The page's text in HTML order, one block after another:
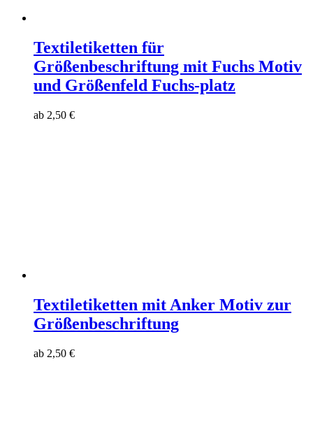
Textiletiketten für
Größenbeschriftung mit Fuchs Motiv
und Größenfeld Fuchs-platz
ab 2,50 €
Textiletiketten mit Anker Motiv zur
Größenbeschriftung
ab 2,50 €